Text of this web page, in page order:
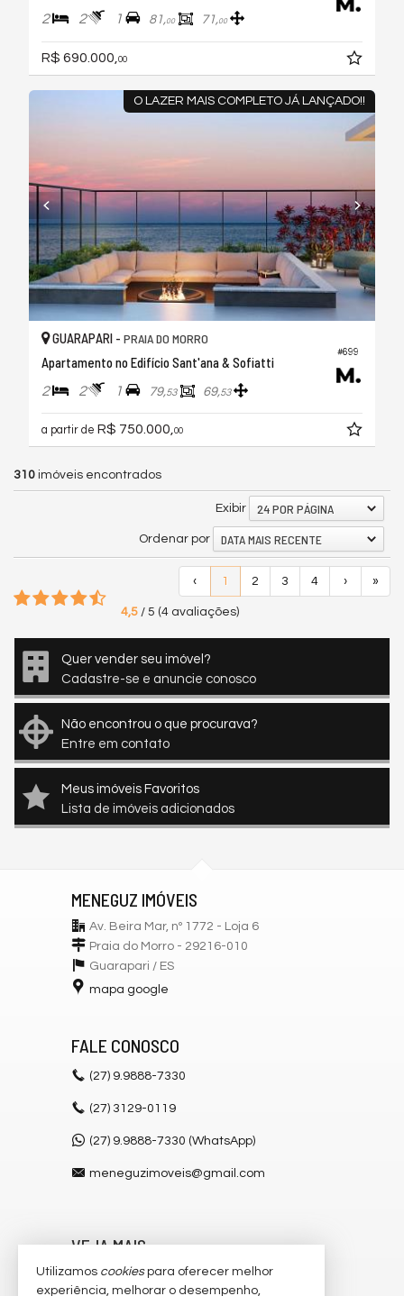
2 2 1 81,00 71,00
R$ 690.000, 00
O LAZER MAIS COMPLETO JÁ LANÇADO!!
#699
GUARAPARI - PRAIA DO MORRO
Apartamento no Edifício Sant'ana & Sofiatti
2 2 1 79,53 69,53
a partir de R$ 750.000, 00
310 imóveis encontrados
Exibir 24 POR PÁGINA
Ordenar por DATA MAIS RECENTE
‹ 1 2 3 4 › »
4,5 / 5 (4 avaliações)
Quer vender seu imóvel?
Cadastre-se e anuncie conosco
Não encontrou o que procurava?
Entre em contato
Meus imóveis Favoritos
Lista de imóveis adicionados
MENEGUZ IMÓVEIS
Av. Beira Mar, nº 1772 - Loja 6
Praia do Morro - 29216-010
Guarapari / ES
mapa google
FALE CONOSCO
(27) 9.9888-7330
(27) 3129-0119
(27) 9.9888-7330 (WhatsApp)
meneguzimoveis@gmail.com
VEJA MAIS
receba nosso newsletter
Utilizamos cookiespara oferecer melhor
experiência, melhorar o desempenho,